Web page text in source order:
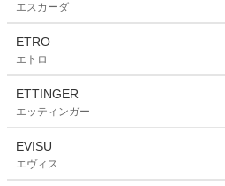
エスカーダ
ETRO
エトロ
ETTINGER
エッティンガー
EVISU
エヴィス